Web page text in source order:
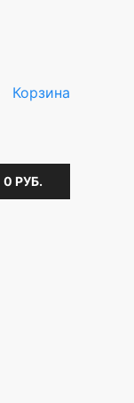
Корзина
0 РУБ.